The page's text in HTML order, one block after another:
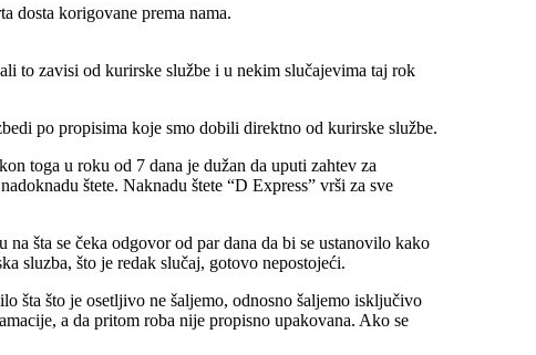
dosta korigovane prema nama.
to zavisi od kurirske službe i u nekim slučajevima taj rok
po propisima koje smo dobili direktno od kurirske službe.
toga u roku od 7 dana je dužan da uputi zahtev za
štete. Naknadu štete “D Express” vrši za sve
šta se čeka odgovor od par dana da bi se ustanovilo kako
sluzba, što je redak slučaj, gotovo nepostojeći.
šta što je osetljivo ne šaljemo, odnosno šaljemo isključivo
a da pritom roba nije propisno upakovana. Ako se